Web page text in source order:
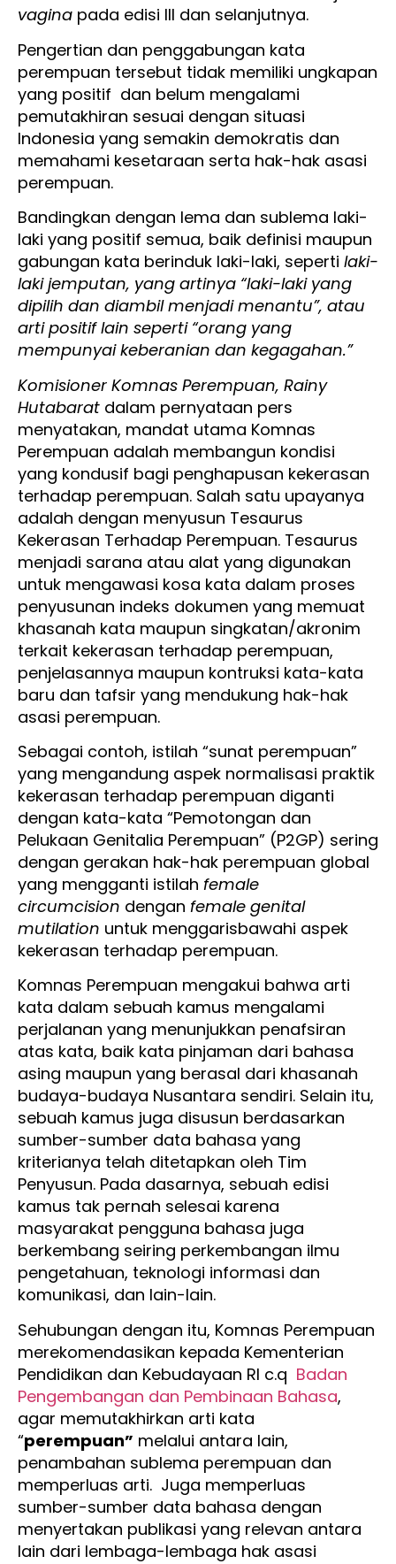
vagina pada edisi III dan selanjutnya.
Pengertian dan penggabungan kata
perempuan tersebut tidak memiliki ungkapan
yang positif dan belum mengalami
pemutakhiran sesuai dengan situasi
Indonesia yang semakin demokratis dan
memahami kesetaraan serta hak-hak asasi
perempuan.
Bandingkan dengan lema dan sublema laki-
laki yang positif semua, baik definisi maupun
gabungan kata berinduk laki-laki, seperti laki-
laki jemputan, yang artinya “laki-laki yang
dipilih dan diambil menjadi menantu”, atau
arti positif lain seperti “orang yang
mempunyai keberanian dan kegagahan.”
Komisioner Komnas Perempuan, Rainy
Hutabarat dalam pernyataan pers
menyatakan, mandat utama Komnas
Perempuan adalah membangun kondisi
yang kondusif bagi penghapusan kekerasan
terhadap perempuan. Salah satu upayanya
adalah dengan menyusun Tesaurus
Kekerasan Terhadap Perempuan. Tesaurus
menjadi sarana atau alat yang digunakan
untuk mengawasi kosa kata dalam proses
penyusunan indeks dokumen yang memuat
khasanah kata maupun singkatan/akronim
terkait kekerasan terhadap perempuan,
penjelasannya maupun kontruksi kata-kata
baru dan tafsir yang mendukung hak-hak
asasi perempuan.
Sebagai contoh, istilah “sunat perempuan”
yang mengandung aspek normalisasi praktik
kekerasan terhadap perempuan diganti
dengan kata-kata “Pemotongan dan
Pelukaan Genitalia Perempuan” (P2GP) sering
dengan gerakan hak-hak perempuan global
yang mengganti istilah female
circumcision dengan female genital
mutilation untuk menggarisbawahi aspek
kekerasan terhadap perempuan.
Komnas Perempuan mengakui bahwa arti
kata dalam sebuah kamus mengalami
perjalanan yang menunjukkan penafsiran
atas kata, baik kata pinjaman dari bahasa
asing maupun yang berasal dari khasanah
budaya-budaya Nusantara sendiri. Selain itu,
sebuah kamus juga disusun berdasarkan
sumber-sumber data bahasa yang
kriterianya telah ditetapkan oleh Tim
Penyusun. Pada dasarnya, sebuah edisi
kamus tak pernah selesai karena
masyarakat pengguna bahasa juga
berkembang seiring perkembangan ilmu
pengetahuan, teknologi informasi dan
komunikasi, dan lain-lain.
Sehubungan dengan itu, Komnas Perempuan
merekomendasikan kepada Kementerian
Pendidikan dan Kebudayaan RI c.q Badan
Pengembangan dan Pembinaan Bahasa,
agar memutakhirkan arti kata
“perempuan” melalui antara lain,
penambahan sublema perempuan dan
memperluas arti. Juga memperluas
sumber-sumber data bahasa dengan
menyertakan publikasi yang relevan antara
lain dari lembaga-lembaga hak asasi